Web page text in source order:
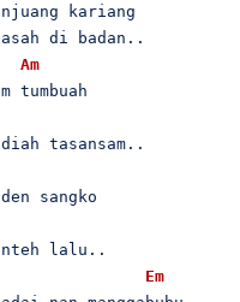
kariang
Am
tumbuah
sangko
Em